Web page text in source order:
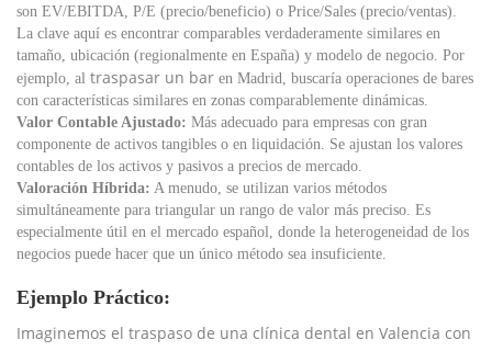
son EV/EBITDA, P/E (precio/beneficio) o Price/Sales (precio/ventas).
La clave aquí es encontrar comparables verdaderamente similares en
tamaño, ubicación (regionalmente en España) y modelo de negocio. Por
ejemplo, al traspasar un bar en Madrid, buscaría operaciones de bares
con características similares en zonas comparablemente dinámicas.
Valor Contable Ajustado: Más adecuado para empresas con gran
componente de activos tangibles o en liquidación. Se ajustan los valores
contables de los activos y pasivos a precios de mercado.
Valoración Híbrida: A menudo, se utilizan varios métodos
simultáneamente para triangular un rango de valor más preciso. Es
especialmente útil en el mercado español, donde la heterogeneidad de los
negocios puede hacer que un único método sea insuficiente.
Ejemplo Práctico:
Imaginemos el traspaso de una clínica dental en Valencia con